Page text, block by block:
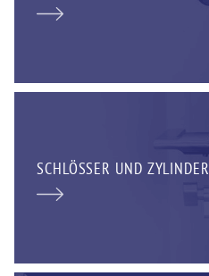
SCHLÖSSER UND ZYLINDER